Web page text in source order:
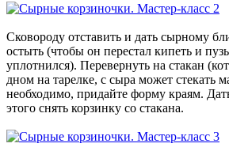
Сковороду отставить и дать сырному
остыть (чтобы он перестал кипеть и
уплотнился). Перевернуть на стакан
дном на тарелке, с сыра может стекать
необходимо, придайте форму краям.
этого снять корзинку со стакана.